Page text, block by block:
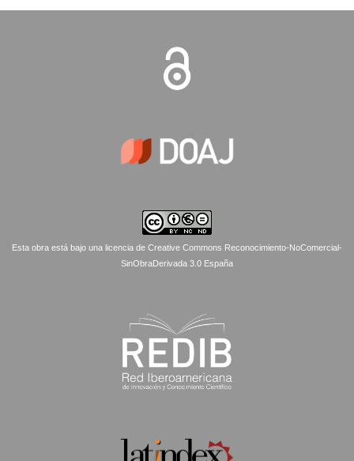
Esta obra está bajo una licencia de Creative Commons Reconocimiento-NoComercial-
SinObraDerivada 3.0 España